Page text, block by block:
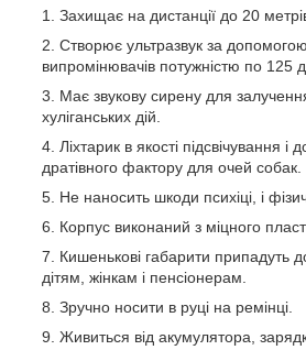
Захищає на дистанції до 20
Створює ультразвук за
випромінювачів потужністю по 125
Має звукову сирену для
хуліганських дій.
Ліхтарик в якості підсвічування і
дратівного фактору для очей собак.
Не наносить шкоди психіці, і
Корпус виконаний з міцного
Кишенькові габарити припадуть
дітям, жінкам і пенсіонерам.
Зручно носити в руці на ремінці.
Живиться від акумулятора,